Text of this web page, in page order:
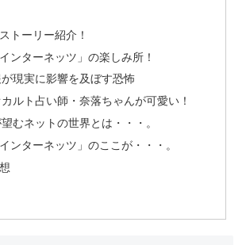
トーリー紹介！
ンターネッツ」の楽しみ所！
現実に影響を及ぼす恐怖
ルト占い師・奈落ちゃんが可愛い！
むネットの世界とは・・・。
ンターネッツ」のここが・・・。